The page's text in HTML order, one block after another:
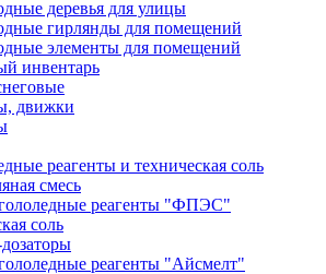
деревья для улицы
гирлянды для помещений
элементы для помещений
инвентарь
движки
реагенты и техническая соль
смесь
реагенты "ФПЭС"
соль
реагенты "Айсмелт"